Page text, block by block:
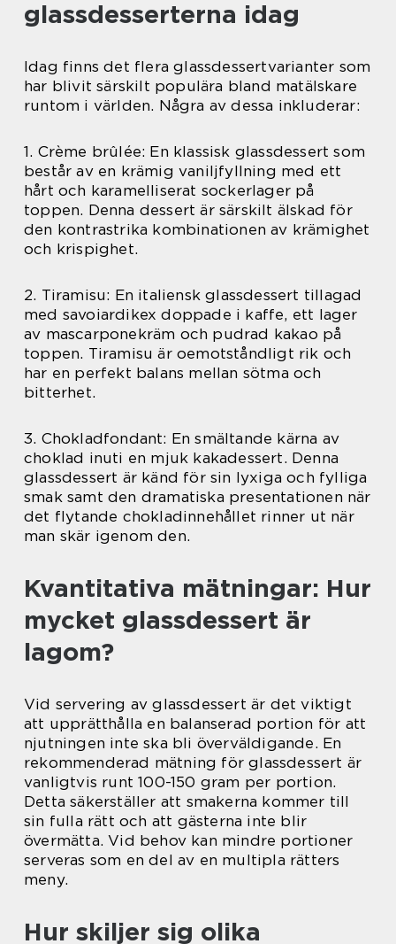
glassdesserterna idag
Idag finns det flera glassdessertvarianter som
har blivit särskilt populära bland matälskare
runtom i världen. Några av dessa inkluderar:
1. Crème brûlée: En klassisk glassdessert som
består av en krämig vaniljfyllning med ett
hårt och karamelliserat sockerlager på
toppen. Denna dessert är särskilt älskad för
den kontrastrika kombinationen av krämighet
och krispighet.
2. Tiramisu: En italiensk glassdessert tillagad
med savoiardikex doppade i kaffe, ett lager
av mascarponekräm och pudrad kakao på
toppen. Tiramisu är oemotståndligt rik och
har en perfekt balans mellan sötma och
bitterhet.
3. Chokladfondant: En smältande kärna av
choklad inuti en mjuk kakadessert. Denna
glassdessert är känd för sin lyxiga och fylliga
smak samt den dramatiska presentationen när
det flytande chokladinnehållet rinner ut när
man skär igenom den.
Kvantitativa mätningar: Hur
mycket glassdessert är
lagom?
Vid servering av glassdessert är det viktigt
att upprätthålla en balanserad portion för att
njutningen inte ska bli överväldigande. En
rekommenderad mätning för glassdessert är
vanligtvis runt 100-150 gram per portion.
Detta säkerställer att smakerna kommer till
sin fulla rätt och att gästerna inte blir
övermätta. Vid behov kan mindre portioner
serveras som en del av en multipla rätters
meny.
Hur skiljer sig olika